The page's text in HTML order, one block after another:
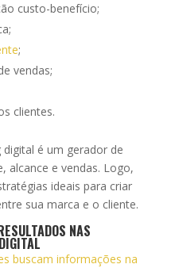
custo-benefício;
;
vendas;
clientes.
é um gerador de
alcance e vendas. Logo,
ideais para criar
sua marca e o cliente.
NAS
buscam informações na